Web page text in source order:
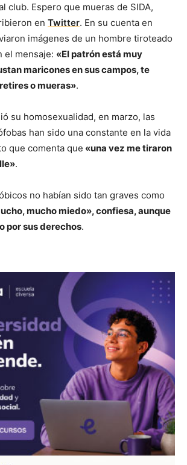
club. Espero que mueras de SIDA,
en Twitter. En su cuenta en
imágenes de un hombre tiroteado
el mensaje: «El patrón está muy
maricones en sus campos, te
o mueras».
su homosexualidad, en marzo, las
han sido una constante en la vida
que comenta que «una vez me tiraron
.
no habían sido tan graves como
mucho miedo», confiesa, aunque
por sus derechos.